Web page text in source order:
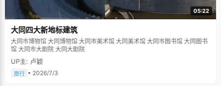
05:22
大同四大新地标建筑
大同市博物馆 大同博物馆 大同市美术馆 大同美术馆 大同市图书馆 大同图书
馆 大同市大剧院 大同大剧院
UP主: 卢颖
旅行 • 2026/7/3